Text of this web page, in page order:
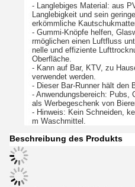
- Langlebiges Material: aus
Langlebigkeit und sein
erkömmliche
- Gummi-Knöpfe helfen,
rmöglichen einen Luftfluss
nelle und effiziente
Oberfläche.
- Kann auf Bar, KTV, zu
verwendet werden.
- Dieser Bar-Runner hält den
- Anwendungsbereich: Pubs,
als Werbegeschenk von
- Hinweis: Kein Schneiden,
m Waschmittel.
Beschreibung des Produkts